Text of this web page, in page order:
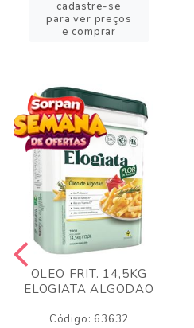
cadastre-se
para ver preços
e comprar
OLEO FRIT. 14,5KG
ELOGIATA ALGODAO
Código: 63632